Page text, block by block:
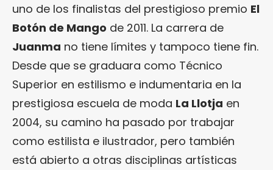
uno de los finalistas del prestigioso premio El
Botón de Mango de 2011. La carrera de
Juanma no tiene límites y tampoco tiene fin.
Desde que se graduara como Técnico
Superior en estilismo e indumentaria en la
prestigiosa escuela de moda La Llotja en
2004, su camino ha pasado por trabajar
como estilista e ilustrador, pero también
está abierto a otras disciplinas artísticas